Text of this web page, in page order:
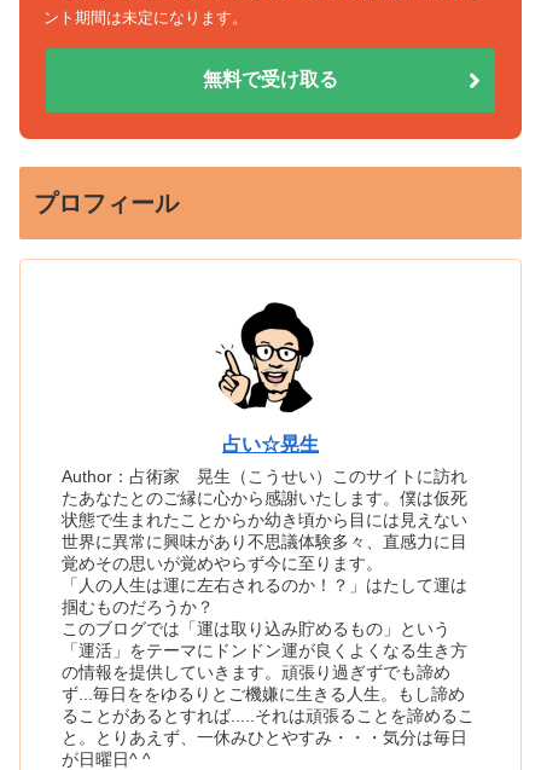
ント期間は未定になります。
無料で受け取る
プロフィール
占い☆晃生
Author：占術家 晃生（こうせい）このサイトに訪れ
たあなたとのご縁に心から感謝いたします。僕は仮死
状態で生まれたことからか幼き頃から目には見えない
世界に異常に興味があり不思議体験多々、直感力に目
覚めその思いが覚めやらず今に至ります。
「人の人生は運に左右されるのか！？」はたして運は
掴むものだろうか？
このブログでは「運は取り込み貯めるもの」という
「運活」をテーマにドンドン運が良くよくなる生き方
の情報を提供していきます。頑張り過ぎずでも諦め
ず...毎日ををゆるりとご機嫌に生きる人生。もし諦め
ることがあるとすれば.....それは頑張ることを諦めるこ
と。とりあえず、一休みひとやすみ・・・気分は毎日
が日曜日^ ^